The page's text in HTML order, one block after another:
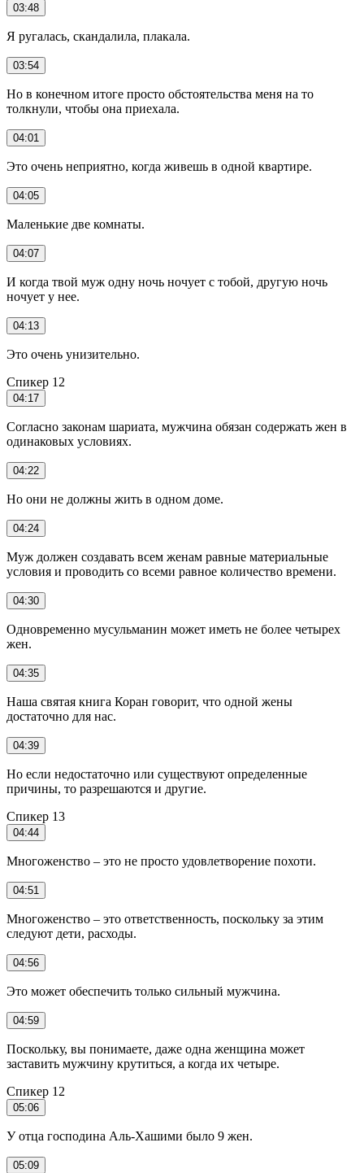
03:48
Я ругалась, скандалила, плакала.
03:54
Но в конечном итоге просто обстоятельства меня на то
толкнули, чтобы она приехала.
04:01
Это очень неприятно, когда живешь в одной квартире.
04:05
Маленькие две комнаты.
04:07
И когда твой муж одну ночь ночует с тобой, другую ночь
ночует у нее.
04:13
Это очень унизительно.
Спикер 12
04:17
Согласно законам шариата, мужчина обязан содержать жен в
одинаковых условиях.
04:22
Но они не должны жить в одном доме.
04:24
Муж должен создавать всем женам равные материальные
условия и проводить со всеми равное количество времени.
04:30
Одновременно мусульманин может иметь не более четырех
жен.
04:35
Наша святая книга Коран говорит, что одной жены
достаточно для нас.
04:39
Но если недостаточно или существуют определенные
причины, то разрешаются и другие.
Спикер 13
04:44
Многоженство – это не просто удовлетворение похоти.
04:51
Многоженство – это ответственность, поскольку за этим
следуют дети, расходы.
04:56
Это может обеспечить только сильный мужчина.
04:59
Поскольку, вы понимаете, даже одна женщина может
заставить мужчину крутиться, а когда их четыре.
Спикер 12
05:06
У отца господина Аль-Хашими было 9 жен.
05:09